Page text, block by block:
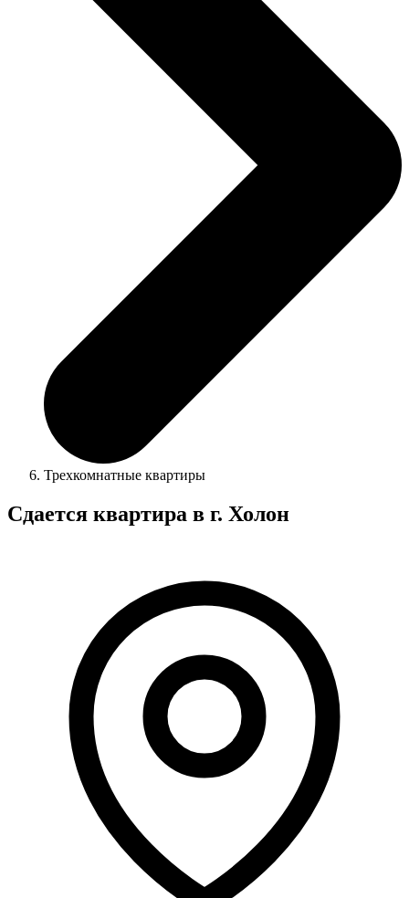
Трехкомнатные квартиры
Сдается квартира в г. Холон